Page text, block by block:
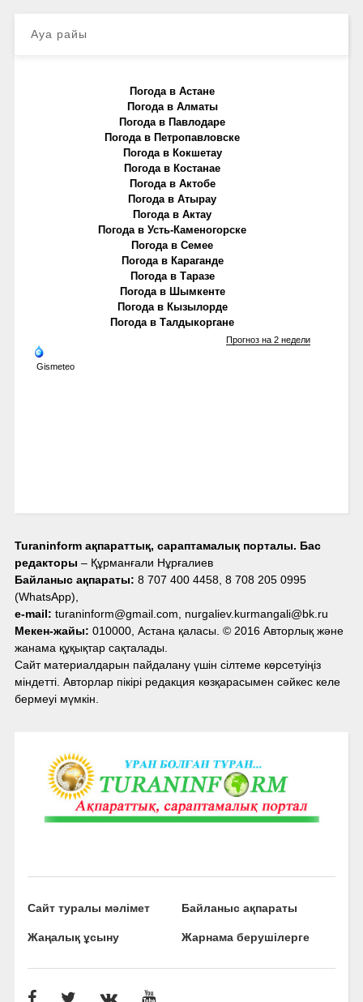
Ауа райы
Погода в Астане
Погода в Алматы
Погода в Павлодаре
Погода в Петропавловске
Погода в Кокшетау
Погода в Костанае
Погода в Актобе
Погода в Атырау
Погода в Актау
Погода в Усть-Каменогорске
Погода в Семее
Погода в Караганде
Погода в Таразе
Погода в Шымкенте
Погода в Кызылорде
Погода в Талдыкоргане
Gismeteo
Прогноз на 2 недели
Turaninform ақпараттық, сараптамалық порталы. Бас
редакторы – Құрманғали Нұрғалиев
Байланыс ақпараты: 8 707 400 4458, 8 708 205 0995
(WhatsApp),
e-mail: turaninform@gmail.com, nurgaliev.kurmangali@bk.ru
Мекен-жайы: 010000, Астана қаласы. © 2016 Авторлық және
жанама құқықтар сақталады.
Сайт материалдарын пайдалану үшін сілтеме көрсетуіңіз
міндетті. Авторлар пікірі редакция көзқарасымен сәйкес келе
бермеуі мүмкін.
Сайт туралы мәлімет Байланыс ақпараты
Жаңалық ұсыну Жарнама берушілерге